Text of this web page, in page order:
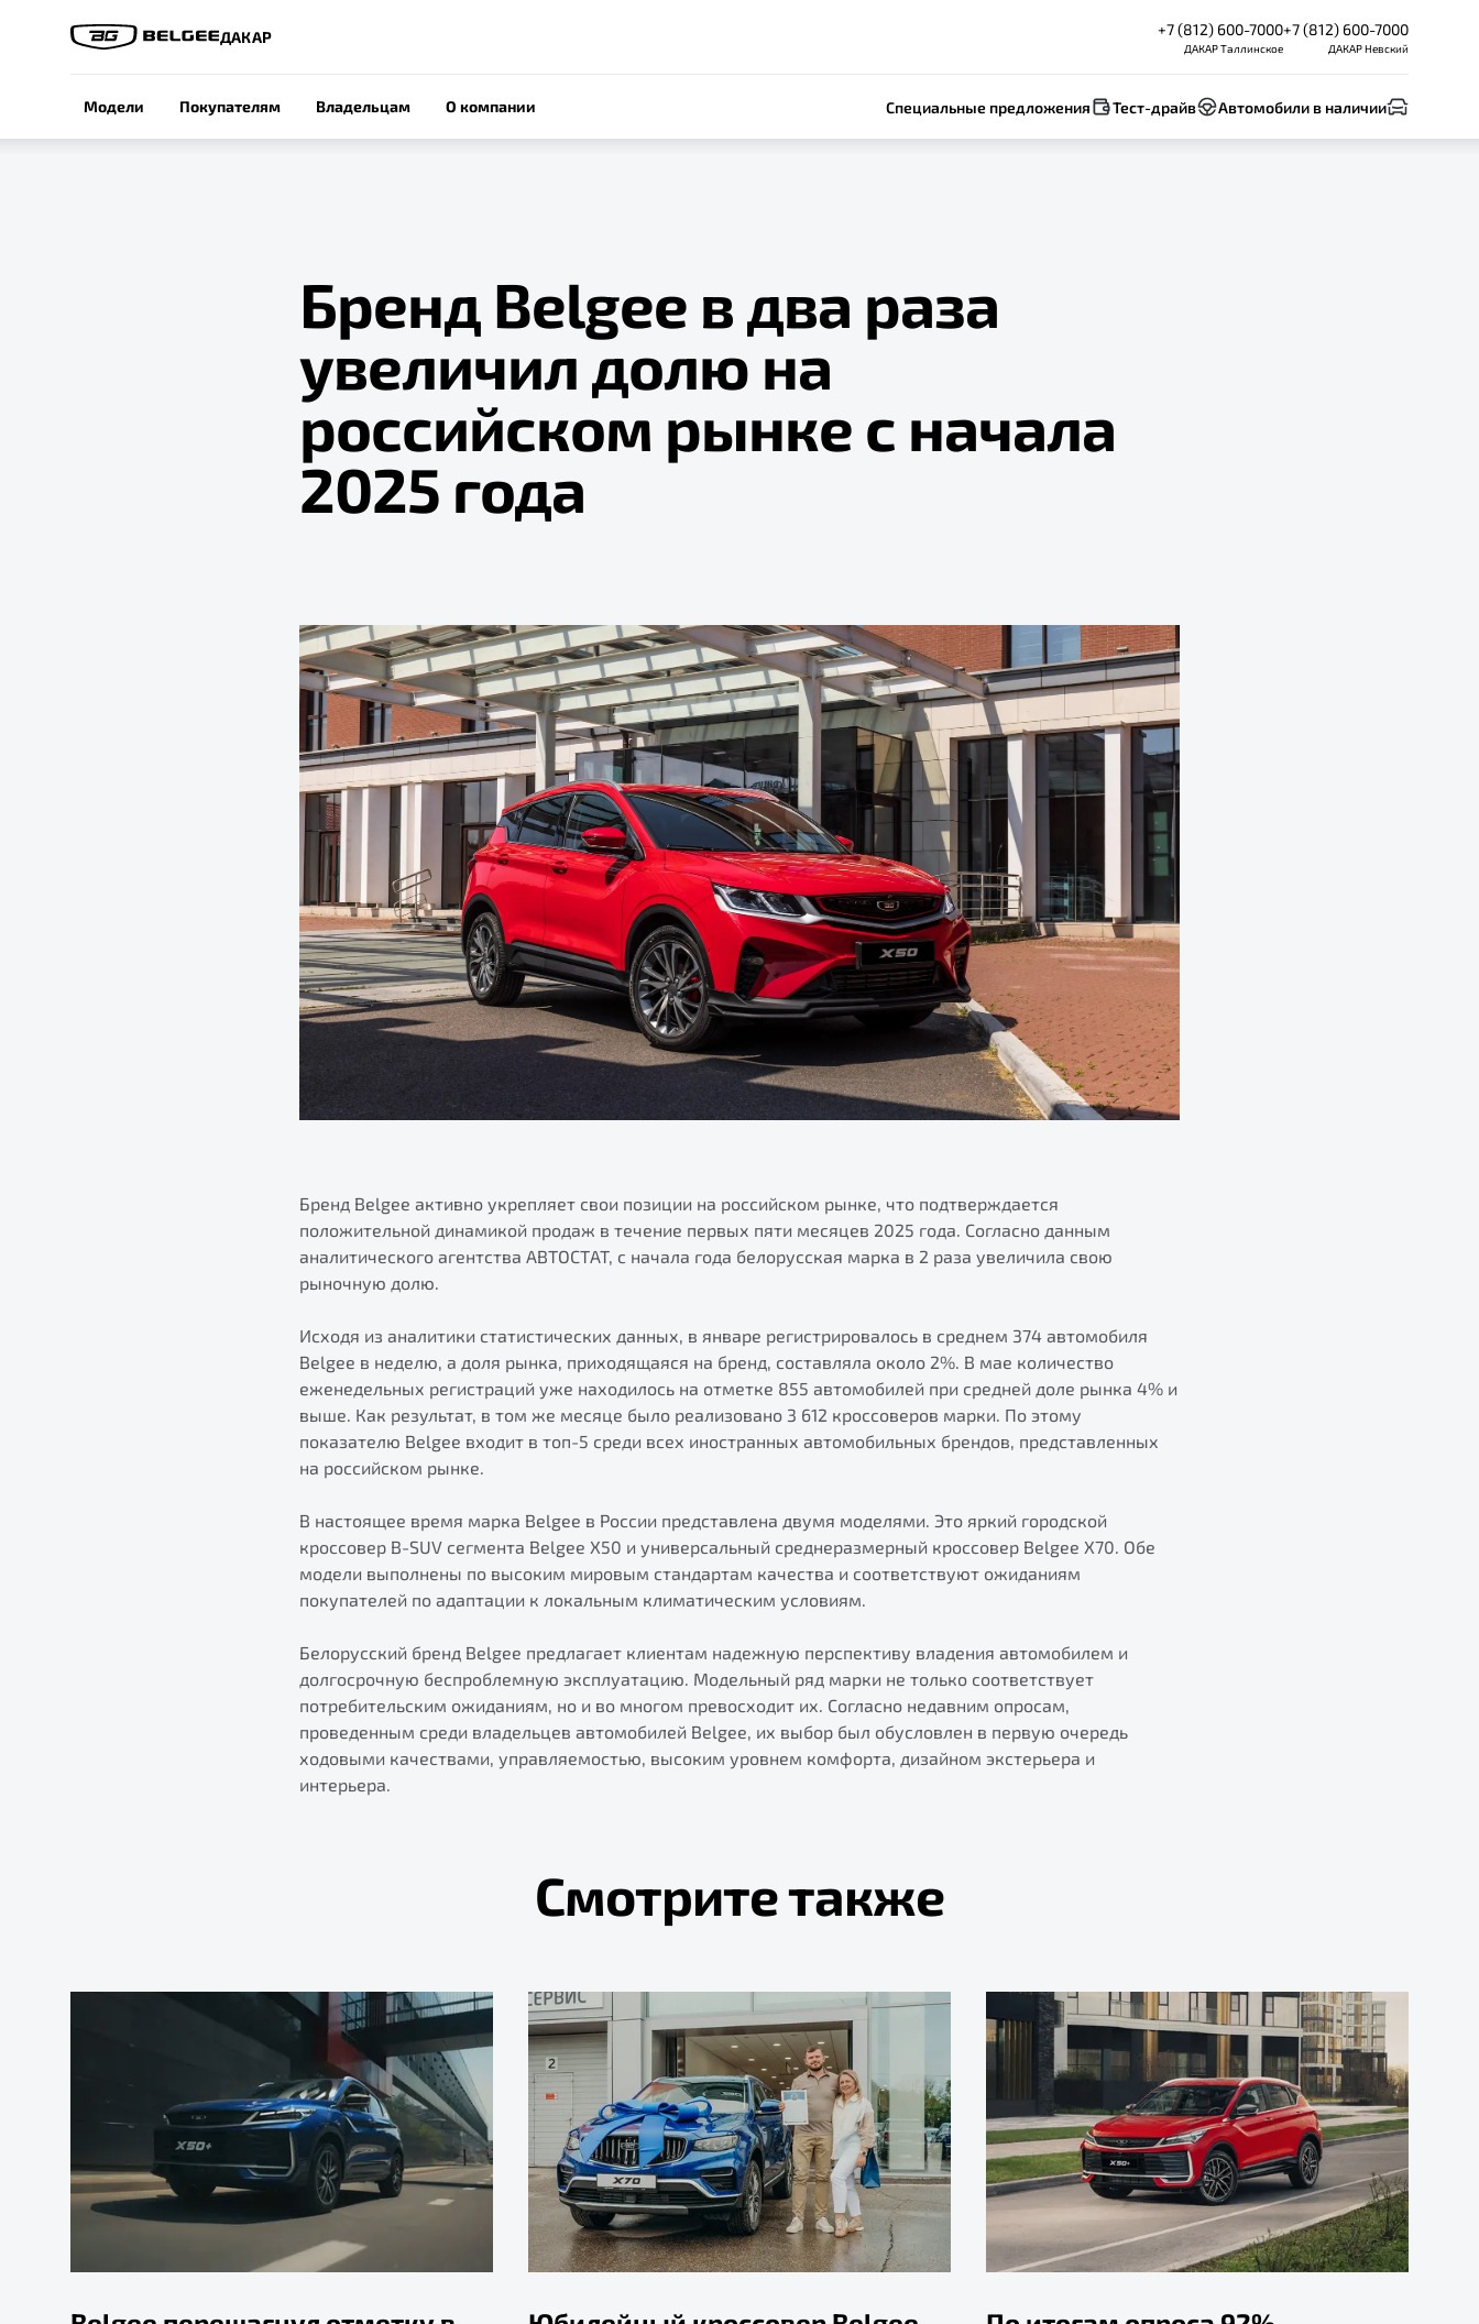
ДАКАР +7 (812) 600-7000
ДАКАР Таллинское
+7 (812) 600-7000
ДАКАР Невский
Модели Покупателям Владельцам О компании Специальные предложения Тест-драйв Автомобили в наличии
Бренд Belgee в два раза
увеличил долю на
российском рынке с начала
2025 года
Бренд Belgee активно укрепляет свои позиции на российском рынке, что подтверждается
положительной динамикой продаж в течение первых пяти месяцев 2025 года. Согласно данным
аналитического агентства АВТОСТАТ, с начала года белорусская марка в 2 раза увеличила свою
рыночную долю.
Исходя из аналитики статистических данных, в январе регистрировалось в среднем 374 автомобиля
Belgee в неделю, а доля рынка, приходящаяся на бренд, составляла около 2%. В мае количество
еженедельных регистраций уже находилось на отметке 855 автомобилей при средней доле рынка 4% и
выше. Как результат, в том же месяце было реализовано 3 612 кроссоверов марки. По этому
показателю Belgee входит в топ-5 среди всех иностранных автомобильных брендов, представленных
на российском рынке.
В настоящее время марка Belgee в России представлена двумя моделями. Это яркий городской
кроссовер B-SUV сегмента Belgee X50 и универсальный среднеразмерный кроссовер Belgee X70. Обе
модели выполнены по высоким мировым стандартам качества и соответствуют ожиданиям
покупателей по адаптации к локальным климатическим условиям.
Белорусский бренд Belgee предлагает клиентам надежную перспективу владения автомобилем и
долгосрочную беспроблемную эксплуатацию. Модельный ряд марки не только соответствует
потребительским ожиданиям, но и во многом превосходит их. Согласно недавним опросам,
проведенным среди владельцев автомобилей Belgee, их выбор был обусловлен в первую очередь
ходовыми качествами, управляемостью, высоким уровнем комфорта, дизайном экстерьера и
интерьера.
Смотрите также